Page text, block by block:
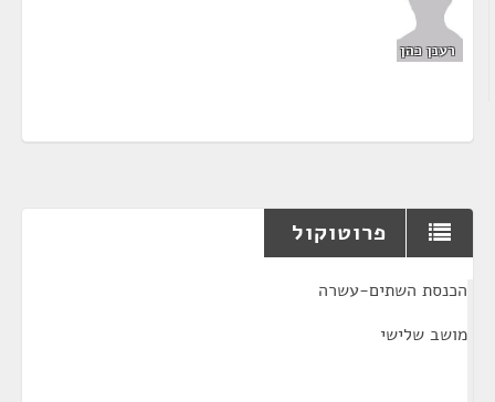
רענן כהן
פרוטוקול
הכנסת השתים-עשרה
מושב שלישי